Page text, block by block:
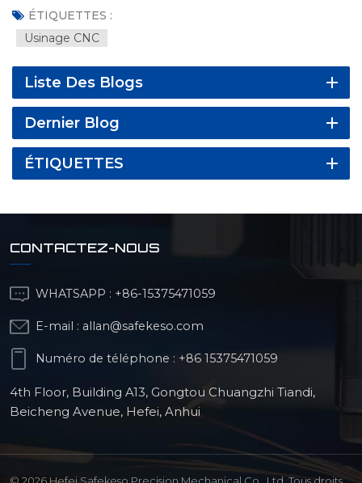
ÉTIQUETTES :
Usinage CNC
Liste Des Blogs
Dernier Blog
ÉTIQUETTES
CONTACTEZ-NOUS
WHATSAPP : +86-15375471059
E-mail : allan@safekeso.com
Numéro de téléphone : +86 15375471059
4th Floor, Building A13, Gongtou Chuangzhi Tiandi,
Beicheng Avenue, Hefei, Anhui